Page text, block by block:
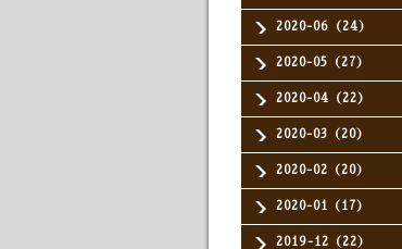
2020-06（24）
2020-05（27）
2020-04（22）
2020-03（20）
2020-02（20）
2020-01（17）
2019-12（22）